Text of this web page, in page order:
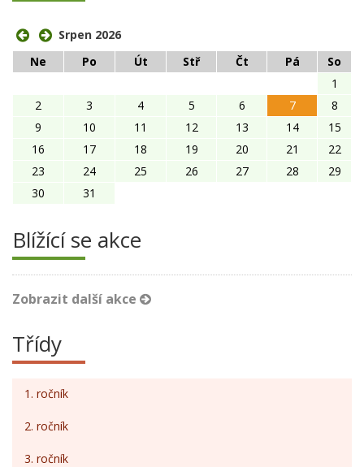
Srpen 2026
Ne
Po Út Stř Čt Pá
So
1
2
3 4 5 6 7
8
9
10 11 12 13 14
15
16
17 18 19 20 21
22
23
24 25 26 27 28
29
30
31
Blížící se akce
Zobrazit další akce
Třídy
1. ročník
2. ročník
3. ročník